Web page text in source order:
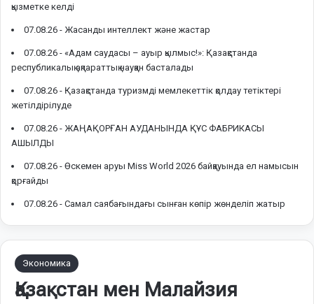
Экономика
Қазақстан мен Малайзия
қызметке келді
07.08.26 - Жасанды интеллект және жастар
07.08.26 - «Адам саудасы – ауыр қылмыс!»: Қазақстанда
республикалық ақпараттық науқан басталады
07.08.26 - Қазақстанда туризмді мемлекеттік қолдау тетіктері
жетілдірілуде
07.08.26 - ЖАҢАҚОРҒАН АУДАНЫНДА ҚҰС ФАБРИКАСЫ
АШЫЛДЫ
07.08.26 - Өскемен аруы Miss World 2026 байқауында ел намысын
қорғайды
07.08.26 - Самал саябағындағы сынған көпір жөнделіп жатыр